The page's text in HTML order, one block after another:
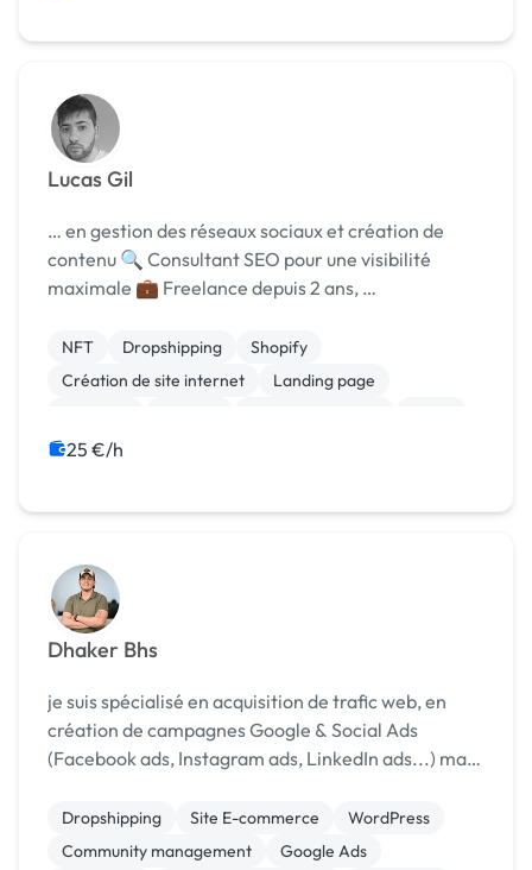
Lucas Gil
… en gestion des réseaux sociaux et création de
contenu 🔍 Consultant SEO pour une visibilité
maximale 💼 Freelance depuis 2 ans, …
NFT Dropshipping
Shopify
Création de site internet
Landing page
Print (flyer, plaquette, affiche...)
25 €/h
Dhaker Bhs
je suis spécialisé en acquisition de trafic web, en
création de campagnes Google & Social Ads
(Facebook ads, Instagram ads, LinkedIn ads...) mais
MASQUÉE]
Dropshipping Site E-commerce
WordPress
Community management
Google Ads